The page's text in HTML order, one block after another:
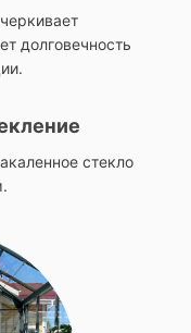
долговечность
стекло